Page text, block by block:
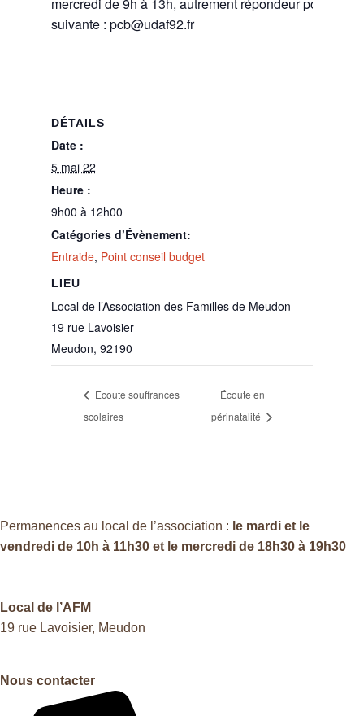
suivante : pcb@udaf92.fr
DÉTAILS
Date :
5 mai 22
Heure :
9h00 à 12h00
Catégories d’Évènement:
Entraide, Point conseil budget
LIEU
Local de l’Association des Familles de Meudon
19 rue Lavoisier
Meudon, 92190
Ecoute souffrances
scolaires
Écoute en
périnatalité
Permanences au local de l’association : le mardi et le
vendredi de 10h à 11h30 et le mercredi de 18h30 à 19h30
Local de l’AFM
19 rue Lavoisier, Meudon
Nous contacter